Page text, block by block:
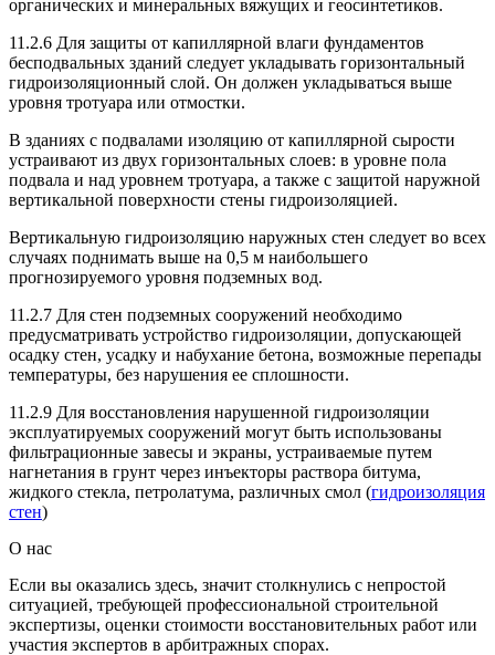
органических и минеральных вяжущих и геосинтетиков.
11.2.6 Для защиты от капиллярной влаги фундаментов
бесподвальных зданий следует укладывать горизонтальный
гидроизоляционный слой. Он должен укладываться выше
уровня тротуара или отмостки.
В зданиях с подвалами изоляцию от капиллярной сырости
устраивают из двух горизонтальных слоев: в уровне пола
подвала и над уровнем тротуара, а также с защитой наружной
вертикальной поверхности стены гидроизоляцией.
Вертикальную гидроизоляцию наружных стен следует во всех
случаях поднимать выше на 0,5 м наибольшего
прогнозируемого уровня подземных вод.
11.2.7 Для стен подземных сооружений необходимо
предусматривать устройство гидроизоляции, допускающей
осадку стен, усадку и набухание бетона, возможные перепады
температуры, без нарушения ее сплошности.
11.2.9 Для восстановления нарушенной гидроизоляции
эксплуатируемых сооружений могут быть использованы
фильтрационные завесы и экраны, устраиваемые путем
нагнетания в грунт через инъекторы раствора битума,
жидкого стекла, петролатума, различных смол (гидроизоляция
стен)
О нас
Если вы оказались здесь, значит столкнулись с непростой
ситуацией, требующей профессиональной строительной
экспертизы, оценки стоимости восстановительных работ или
участия экспертов в арбитражных спорах.